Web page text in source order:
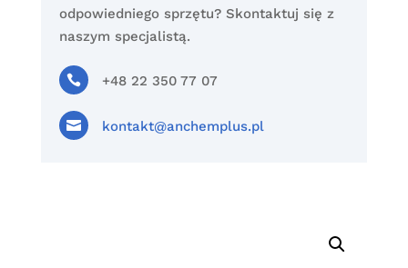
odpowiedniego sprzętu? Skontaktuj się z
naszym specjalistą.
 +48 22 350 77 07
 kontakt@anchemplus.pl